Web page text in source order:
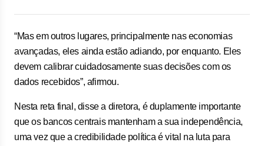
“Mas em outros lugares, principalmente nas economias
avançadas, eles ainda estão adiando, por enquanto. Eles
devem calibrar cuidadosamente suas decisões com os
dados recebidos”, afirmou.
Nesta reta final, disse a diretora, é duplamente importante
que os bancos centrais mantenham a sua independência,
uma vez que a credibilidade política é vital na luta para